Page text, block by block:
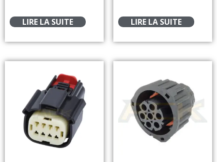
LIRE LA SUITE LIRE LA SUITE